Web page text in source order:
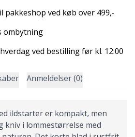
pakkeshop ved køb over 499,-
ombytning
ved bestilling før kl. 12:00
Anmeldelser (0)
ildstarter er kompakt, men
kniv i lommestørrelse med